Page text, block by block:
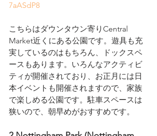
7aASdP8
こちらはダウンタウン寄りCentral
Market近くにある公園です。遊具も充
実しているのはもちろん、ドックスペ
ースもあります。いろんなアクティビ
ティが開催されており、お正月には日
本イベントも開催されますので、家族
で楽しめる公園です。駐車スペースは
狭いので、朝早めがおすすめです。